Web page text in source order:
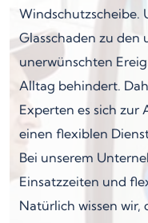
Windschutzscheibe.
Glasschaden zu den
unerwünschten
Alltag behindert.
Experten es sich zur
einen flexiblen
Bei unserem
Einsatzzeiten und
Natürlich wissen wir,